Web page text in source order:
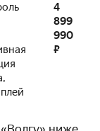
4
899
990
₽